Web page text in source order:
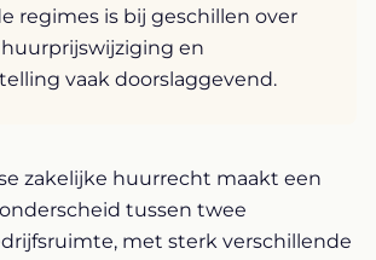
regimes is bij geschillen over
en
vaak doorslaggevend.
zakelijke huurrecht maakt een
tussen twee
met sterk verschillende